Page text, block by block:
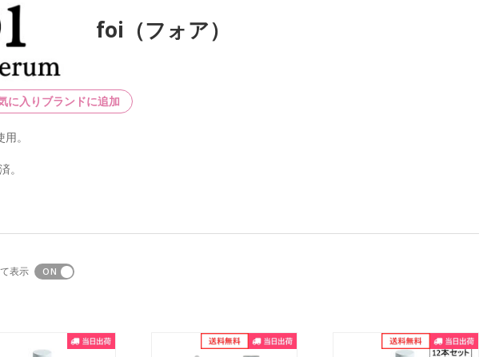
foi（フォア）
に入りブランドに追加
。
。
表示